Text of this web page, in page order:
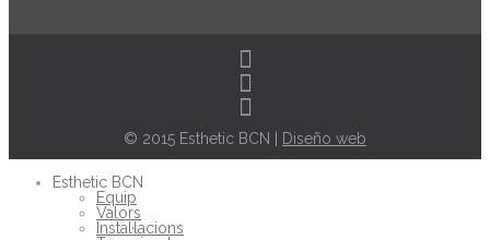
© 2015 Esthetic BCN | Diseño web
Esthetic BCN
Equip
Valors
Instal·lacions